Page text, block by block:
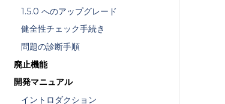
1.5.0 へのアップグレード
健全性チェック手続き
問題の診断手順
廃止機能
開発マニュアル
イントロダクション